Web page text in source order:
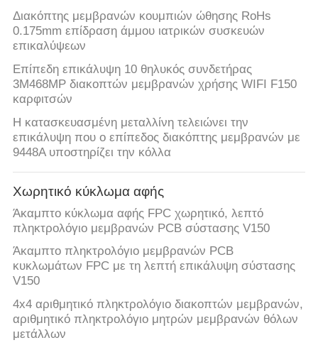
Διακόπτης μεμβρανών κουμπιών ώθησης RoHs
0.175mm επίδραση άμμου ιατρικών συσκευών
επικαλύψεων
Επίπεδη επικάλυψη 10 θηλυκός συνδετήρας
3M468MP διακοπτών μεμβρανών χρήσης WIFI F150
καρφιτσών
Η κατασκευασμένη μεταλλίνη τελειώνει την
επικάλυψη που ο επίπεδος διακόπτης μεμβρανών με
9448A υποστηρίζει την κόλλα
Χωρητικό κύκλωμα αφής
Άκαμπτο κύκλωμα αφής FPC χωρητικό, λεπτό
πληκτρολόγιο μεμβρανών PCB σύστασης V150
Άκαμπτο πληκτρολόγιο μεμβρανών PCB
κυκλωμάτων FPC με τη λεπτή επικάλυψη σύστασης
V150
4x4 αριθμητικό πληκτρολόγιο διακοπτών μεμβρανών,
αριθμητικό πληκτρολόγιο μητρών μεμβρανών θόλων
μετάλλων